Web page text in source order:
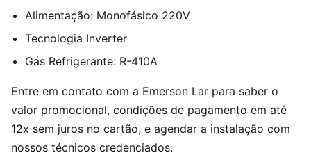
Alimentação: Monofásico 220V
Tecnologia Inverter
Gás Refrigerante: R-410A
Entre em contato com a Emerson Lar para saber o
valor promocional, condições de pagamento em até
12x sem juros no cartão, e agendar a instalação com
nossos técnicos credenciados.